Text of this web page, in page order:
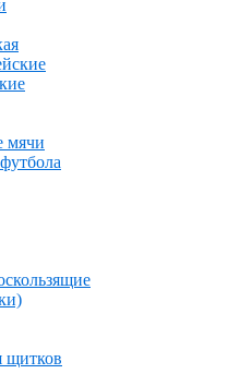
мячи
щитков